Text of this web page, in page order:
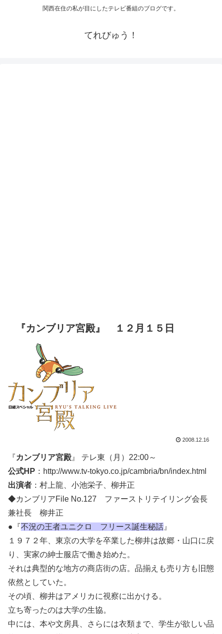
関西在住の私が目にしたテレビ番組のブログです。
てれびゅう！
『カンブリア宮殿』 １２月１５日
2008.12.16
『カンブリア宮殿』 テレ東（月）22:00～
公式HP ：http://www.tv-tokyo.co.jp/cambria/bn/index.html
出演者 ：村上龍、小池栄子、柳井正
◆カンブリアFile No.127 ファーストリテイリング会長
兼社長 柳井正
●『不況の王者ユニクロ フリース誕生秘話 』
１９７２年、東京の大学を卒業した柳井は故郷・山口に戻
り、実家の紳士服店で働き始めた。
それは典型的な地方の商店街の店。品揃えも売り方も旧態
依然としていた。
その頃、柳井はアメリカに視察に出かける。
立ち寄ったのは大学の生協。
中には、本や文房具、さらには衣類まで、学生が欲しい品